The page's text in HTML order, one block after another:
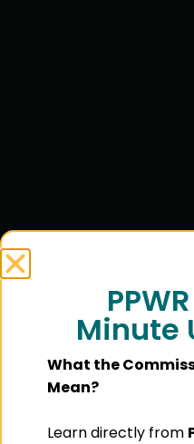
Minute
What the
Mean?
Learn directly from